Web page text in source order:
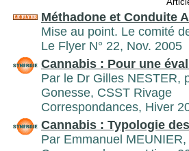
Méthadone et Conduite
Mise au point. Le comité
Le Flyer N° 22, Nov. 2005
Cannabis : Pour une
Par le Dr Gilles NESTER,
Gonesse, CSST Rivage
Correspondances, Hiver
Cannabis : Typologie
Par Emmanuel